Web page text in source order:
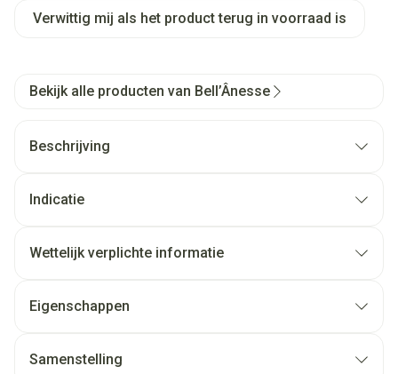
Verwittig mij als het product terug in voorraad is
Bekijk alle producten van Bell’Ânesse
Beschrijving
Indicatie
Wettelijk verplichte informatie
Eigenschappen
Samenstelling